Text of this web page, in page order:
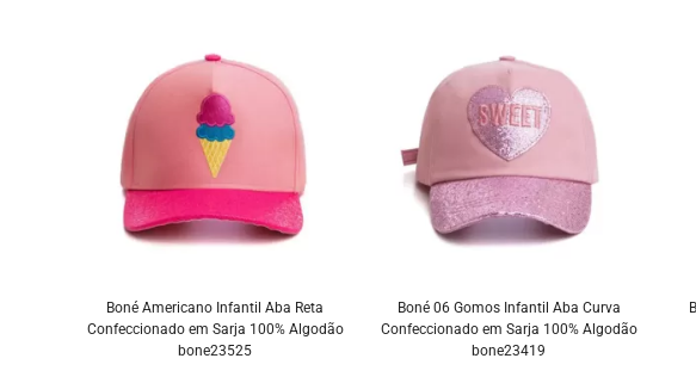
Boné Americano Infantil Aba Reta
Confeccionado em Sarja 100% Algodão
bone23525
Boné 06 Gomos Infantil Aba Curva
Confeccionado em Sarja 100% Algodão
bone23419